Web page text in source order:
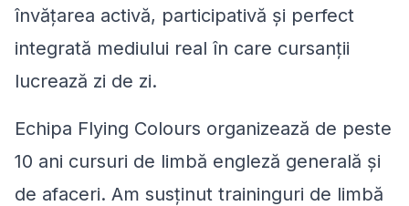
învățarea activă, participativă și perfect
integrată mediului real în care cursanții
lucrează zi de zi.
Echipa Flying Colours organizează de peste
10 ani cursuri de limbă engleză generală și
de afaceri. Am susținut traininguri de limbă